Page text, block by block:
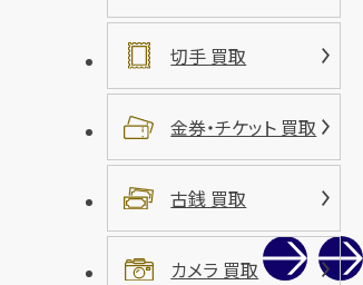
切手 買取
金券・チケット 買取
古銭 買取
カメラ 買取